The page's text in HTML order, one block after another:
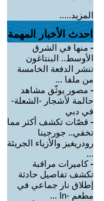
المزيد.....
احدث الأخبار المهمة
- منها في الشرق
الأوسط.. البنتاغون
تنشر الدفعة الخامسة
من ملفا ...
- مصور يوثّق مشاهد
حالمة لأشجار -الشعلة-
في دبي
- قصّات تكشف أكثر مما
تخفي.. جورجينا
رودريغيز والأزياء الجريئة
...
-كاميرات مراقبة
تكشف تفاصيل حادثة
إطلاق نار جماعي في
مطعم -In ...